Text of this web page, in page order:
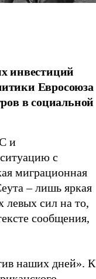
инвестиций
Евросоюза
в социальной
и
с
миграционная
– лишь яркая
левых сил на то,
сообщения,
наших дней». К